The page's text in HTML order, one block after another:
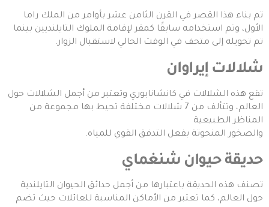
تم بناء هذا القصر في القرن الثامن عشر بأوامر من الملك راما
الأول، وتم استخدامه سابقًا كمقر لإقامة الملوك التايلنديين بينما
تم تحويله إلى متحف في الوقت الحالي لاستقبال الزوار.
شلالات إيراوان
تقع هذه الشلالات في كانشانابوري وتعتبر من أجمل الشلالات حول
العالم، وتتألف من 7 شلالات مختلفة تحيط بها مجموعة من
المناظر الطبيعية
والصخور المنحوتة بفعل التدفق القوي للمياه.
حديقة حيوان شنغماي
تصنف هذه الحديقة باعتبارها من أجمل حدائق الحيوان التايلندية
حول العالم، كما تعتبر من الأماكن المناسبة للعائلات حيث تضم